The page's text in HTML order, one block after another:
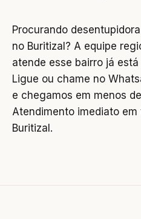
Procurando
no Buritizal? A equipe
atende esse bairro já
Ligue ou chame no
e chegamos em menos
Atendimento imediato
Buritizal.